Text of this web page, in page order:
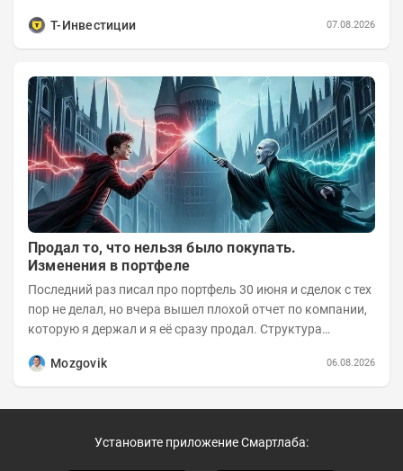
Т-Инвестиции
07.08.2026
Продал то, что нельзя было покупать.
Изменения в портфеле
Последний раз писал про портфель 30 июня и сделок с тех
пор не делал, но вчера вышел плохой отчет по компании,
которую я держал и я её сразу продал. Структура
Mozgovik
06.08.2026
Установите приложение Смартлаба: